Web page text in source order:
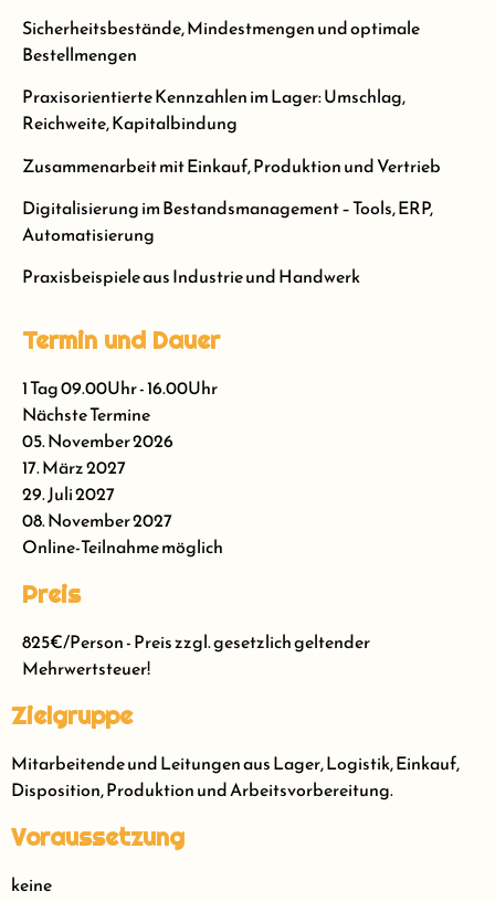
Sicherheitsbestände, Mindestmengen und optimale
Bestellmengen
Praxisorientierte Kennzahlen im Lager: Umschlag,
Reichweite, Kapitalbindung
Zusammenarbeit mit Einkauf, Produktion und Vertrieb
Digitalisierung im Bestandsmanagement – Tools, ERP,
Automatisierung
Praxisbeispiele aus Industrie und Handwerk
Termin und Dauer
1 Tag 09.00Uhr - 16.00Uhr
Nächste Termine
05. November 2026
17. März 2027
29. Juli 2027
08. November 2027
Online-Teilnahme möglich
Preis
825€/Person - Preis zzgl. gesetzlich geltender
Mehrwertsteuer!
Zielgruppe
Mitarbeitende und Leitungen aus Lager, Logistik, Einkauf,
Disposition, Produktion und Arbeitsvorbereitung.
Voraussetzung
keine